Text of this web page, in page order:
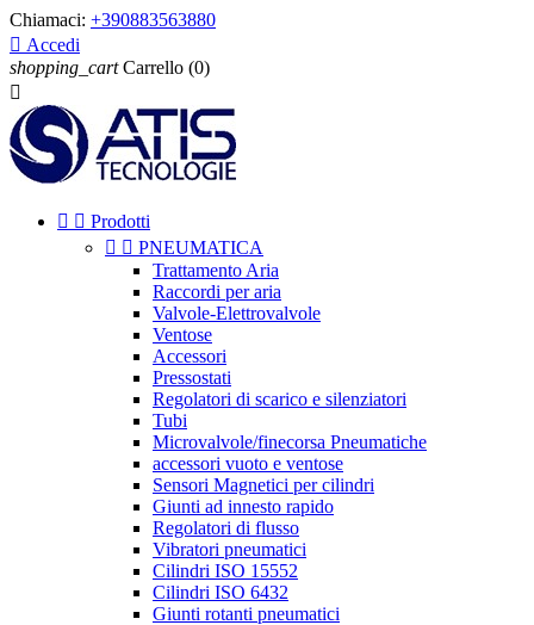
Chiamaci: +390883563880
 Accedi
shopping_cart Carrello (0)

  Prodotti
  PNEUMATICA
Trattamento Aria
Raccordi per aria
Valvole-Elettrovalvole
Ventose
Accessori
Pressostati
Regolatori di scarico e silenziatori
Tubi
Microvalvole/finecorsa Pneumatiche
accessori vuoto e ventose
Sensori Magnetici per cilindri
Giunti ad innesto rapido
Regolatori di flusso
Vibratori pneumatici
Cilindri ISO 15552
Cilindri ISO 6432
Giunti rotanti pneumatici